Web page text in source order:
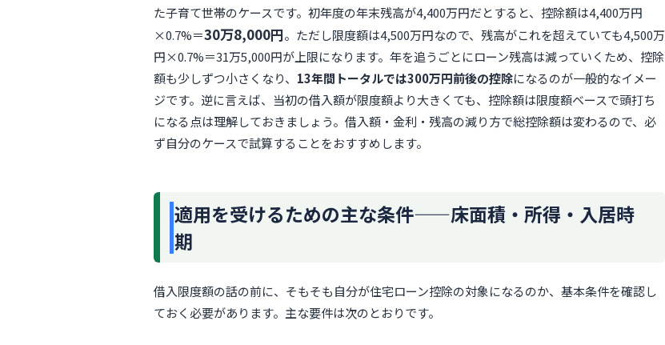
た子育て世帯のケースです。初年度の年末残高が4,400万円だとすると、控除額は4,400万円
×0.7%＝30万8,000円。ただし限度額は4,500万円なので、残高がこれを超えていても4,500万
円×0.7%＝31万5,000円が上限になります。年を追うごとにローン残高は減っていくため、控除
額も少しずつ小さくなり、 13年間トータルでは300万円前後の控除になるのが一般的なイメー
ジです。逆に言えば、当初の借入額が限度額より大きくても、控除額は限度額ベースで頭打ち
になる点は理解しておきましょう。借入額・金利・残高の減り方で総控除額は変わるので、必
ず自分のケースで試算することをおすすめします。
適用を受けるための主な条件——床面積・所得・入居時
期
借入限度額の話の前に、そもそも自分が住宅ローン控除の対象になるのか、基本条件を確認し
ておく必要があります。主な要件は次のとおりです。